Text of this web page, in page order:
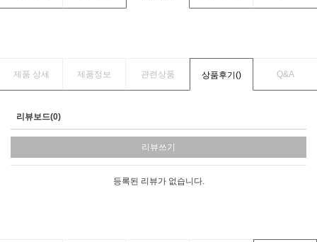
제품 상세 제품정보 관련상품 상품후기() Q&A
리뷰보드(0)
리뷰쓰기
등록된 리뷰가 없습니다.